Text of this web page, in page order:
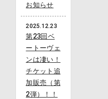
お知らせ
2025.12.23
第23回ベ
ートーヴェ
ンは凄い！
チケット追
加販売（第
2弾）！！